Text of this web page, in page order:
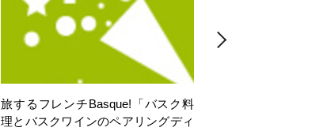
旅するフレンチBasque!「バスク料
理とバスクワインのペアリングディ